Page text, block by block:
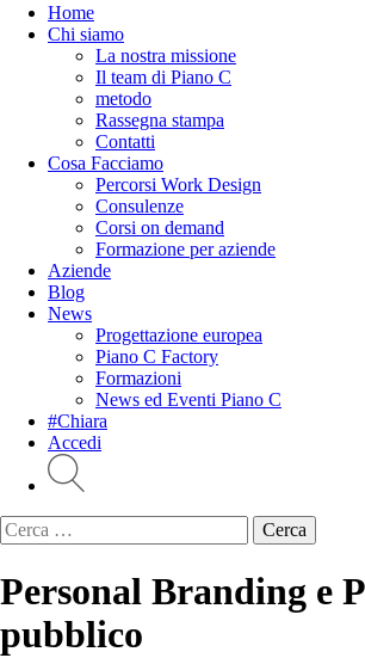
Home
Chi siamo
La nostra missione
Il team di Piano C
metodo
Rassegna stampa
Contatti
Cosa Facciamo
Percorsi Work Design
Consulenze
Corsi on demand
Formazione per aziende
Aziende
Blog
News
Progettazione europea
Piano C Factory
Formazioni
News ed Eventi Piano C
#Chiara
Accedi
Ricerca
per:
Personal Branding e
pubblico